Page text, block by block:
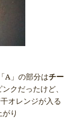
A」の部分はチー
クだったけど、
オレンジが入る
がり